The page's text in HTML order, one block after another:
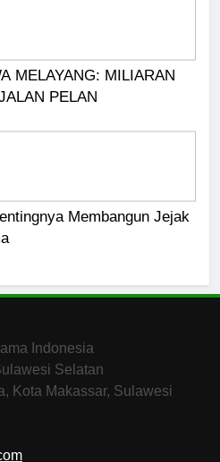
MELAYANG: MILIARAN
PELAN
Membangun Jejak
Indonesia
Selatan
Kota Makassar, Sulawesi